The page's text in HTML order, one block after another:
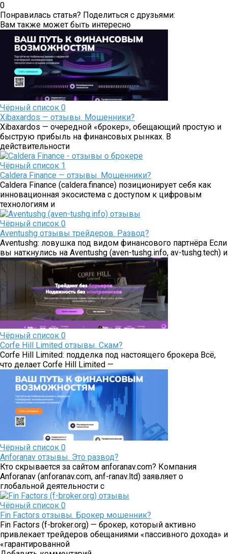
0
Понравилась статья? Поделиться с друзьями:
Вам также может быть интересно
Чёрный список 0
Xibaxardos — отзывы. Мошенники?
Xibaxardos — очередной «брокер», обещающий простую и
быструю прибыль на финансовых рынках. В
действительности
Чёрный список 1
Caldera Finance — отзывы. Мошенники?
Caldera Finance (caldera.finance) позиционирует себя как
инновационная экосистема с доступом к цифровым
технологиям и
Чёрный список 0
Aventushg отзывы трейдеров. Развод?
Aventushg: ловушка под видом финансового партнёра Если
вы наткнулись на Aventushg (aven-tushg.info, av-tushg.tech) и
Чёрный список 0
Corfe Hill Limited отзывы. Скам?
Corfe Hill Limited: подделка под настоящего брокера Всё,
что делает Corfe Hill Limited —
Чёрный список 0
Аnforanav отзывы. Это развод?
Кто скрывается за сайтом anforanav.com? Компания
Аnforanav (anforanav.com, anf-ranav.ltd) заявляет о
глобальной деятельности с
Чёрный список 0
Fin Factors отзывы. Брокер мошенник?
Fin Factors (f-broker.org) — брокер, который активно
привлекает трейдеров обещаниями «пассивного дохода» и
«гарантированной